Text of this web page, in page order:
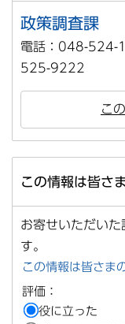
政策調査課
電話：048-524-
525-9222
こ
この情報は皆さ
お寄せいただい
す。
この情報は皆さま
評価：
役に立った